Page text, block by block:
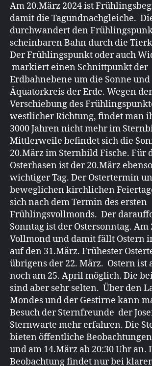
Am 20.März 2024 ist
damit die Tagundnachgleiche.
durchwandert den
scheinbaren Bahn durch die
Der Frühlingspunkt oder auch
markiert einen Schnittpunkt der
Erdbahnebene um die Sonne und
Äquatorkreis der Erde. Wegen
Verschiebung des
westlicher Richtung, findet man
3000 Jahren nicht mehr im
Mittlerweile befindet sich die
20.März im Sternbild Fische. Für
Osterhasen ist der 20.März
wichtiger Tag. Der Ostertermin
beweglichen kirchlichen
sich nach dem Termin des ersten
Frühlingsvollmonds. Der
Sonntag ist der Ostersonntag. Am
Vollmond und damit fällt Ostern
auf den 31.März. Frühester
übrigens der 22. März. Ostern ist
noch am 25. April möglich. Die
sind aber sehr selten. Über den
Mondes und der Gestirne kann
Besuch der Sternfreunde der
Sternwarte mehr erfahren. Die
bieten öffentliche
und am 14.März ab 20:30 Uhr an.
Beobachtung findet nur bei